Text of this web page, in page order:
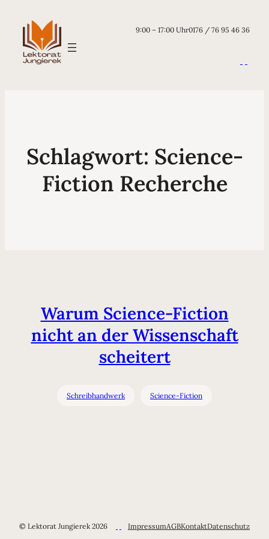
9:00 – 17:00 Uhr0176 / 76 95 46 36
Schlagwort: Science-
Fiction Recherche
Warum Science-Fiction
nicht an der Wissenschaft
scheitert
Schreibhandwerk Science-Fiction
© Lektorat Jungierek 2026 ImpressumAGBKontaktDatenschutz